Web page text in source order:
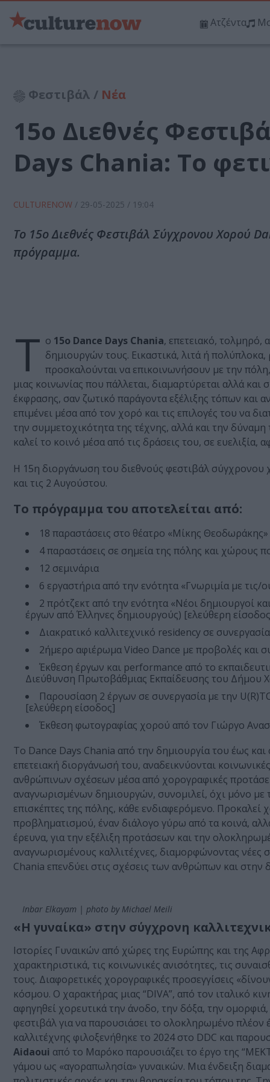
Ατζέντα
Φεστιβάλ / Νέα
15ο Διεθνές
Days Chania: Το
CULTURENOW / 29-05-2025 / 19:04
Το 15ο Διεθνές Φεστιβάλ Σύγχρονου Χορού
πρόγραμμα.
Τ ο 15ο Dance Days Chania, επετειακό, τολμηρό,
δημιουργών τους. Εικαστικά, λιτά ή πολύπλοκα,
προσκαλούνται να επικοινωνήσουν με την
μιας κοινωνίας που πάλλεται, διαμαρτύρεται αλλά και
έκφρασης, σαν ζωτικό παράγοντα εξέλιξης τόπων και
επιμένει μέσα από τον χορό και τις επιλογές του να
την συμμετοχικότητα της τέχνης, αλλά και την
καλεί το κοινό μέσα από τις δράσεις του, σε ευελιξία,
Η 15η διοργάνωση του διεθνούς φεστιβάλ σύγχρονου
και τις 2 Αυγούστου.
Το πρόγραμμα του αποτελείται από:
18 παραστάσεις στο θέατρο «Μίκης Θεοδωράκης»
4 παραστάσεις σε σημεία της πόλης και χώρους
12 σεμινάρια
6 εργαστήρια από την ενότητα «Γνωριμία με τις/
2 πρότζεκτ από την ενότητα «Νέοι δημιουργοί
έργων από Έλληνες δημιουργούς) [ελεύθερη
Διακρατικό καλλιτεχνικό residency σε
2ήμερο αφιέρωμα Video Dance με προβολές και
Έκθεση έργων και performance από το
Διεύθυνση Πρωτοβάθμιας Εκπαίδευσης του Δήμου
Παρουσίαση 2 έργων σε συνεργασία με την
[ελεύθερη είσοδος]
Έκθεση φωτογραφίας χορού από τον Γιώργο
Tο Dance Days Chania από την δημιουργία του έως
επετειακή διοργάνωσή του, αναδεικνύονται
ανθρώπινων σχέσεων μέσα από χορογραφικές
αναγνωρισμένων δημιουργών, συνομιλεί, όχι μόνο με
επισκέπτες της πόλης, κάθε ενδιαφερόμενο.
προβληματισμού, έναν διάλογο γύρω από τα κοινά,
έρευνα, για την εξέλιξη προτάσεων και την
αναγνωρισμένους καλλιτέχνες, διαμορφώνοντας νέες
Chania επενδύει στις σχέσεις των ανθρώπων και στην
Inbar Elkayam | photo by Michael Meili
«Η γυναίκα» στην σύγχρονη
Ιστορίες Γυναικών από χώρες της Ευρώπης και της
χαρακτηριστικά, τις κοινωνικές ανισότητες, τις
τους. Διαφορετικές χορογραφικές προσεγγίσεις
κόσμου. Ο χαρακτήρας μιας “DIVA”, από τον ιταλικό
αφηγηθεί χορευτικά την άνοδο, την δόξα, την
φεστιβάλ για να παρουσιάσει το ολοκληρωμένο πλέον
καλλιτέχνης φιλοξενήθηκε το 2024 στο DDC και
Aidaoui από το Μαρόκο παρουσιάζει το έργο της
γάμου ως «αγοραπωλησία» γυναικών. Μια ένδειξη